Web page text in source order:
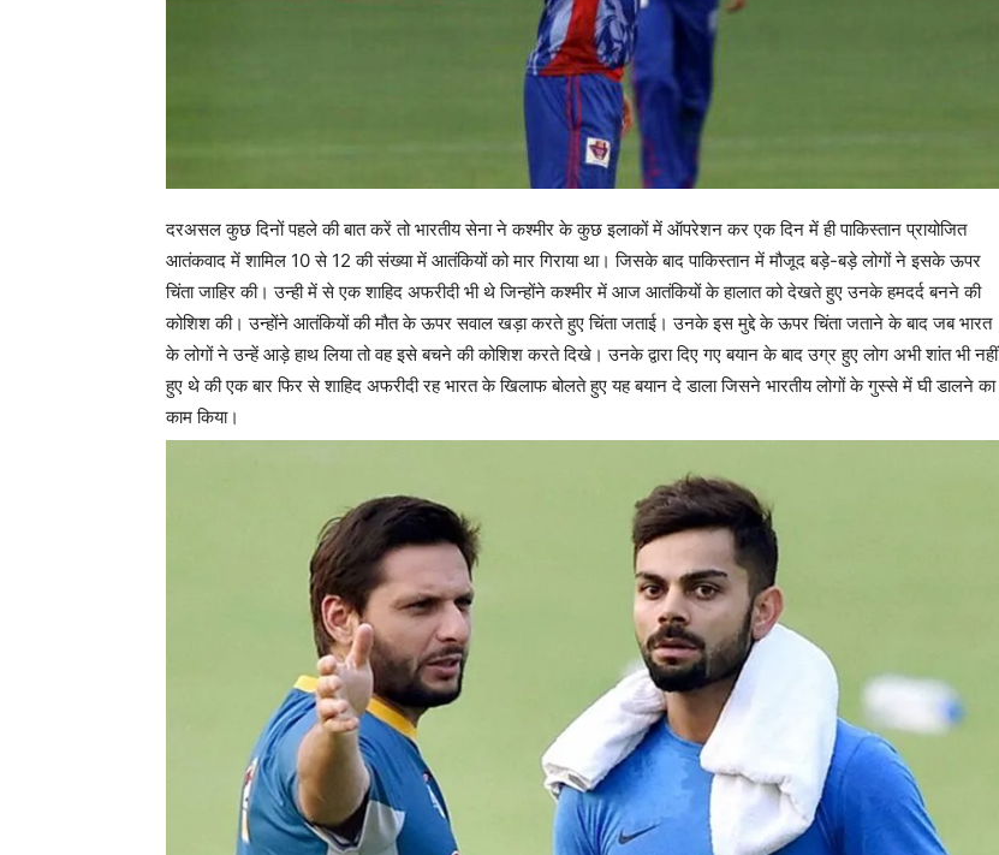
दरअसल कुछ दिनों पहले की बात करें तो भारतीय सेना ने कश्मीर के कुछ इलाकों में ऑपरेशन कर एक दिन में ही पाकिस्तान प्रायोजित
आतंकवाद में शामिल 10 से 12 की संख्या में आतंकियों को मार गिराया था। जिसके बाद पाकिस्तान में मौजूद बड़े-बड़े लोगों ने इसके ऊपर
चिंता जाहिर की। उन्ही में से एक शाहिद अफरीदी भी थे जिन्होंने कश्मीर में आज आतंकियों के हालात को देखते हुए उनके हमदर्द बनने की
कोशिश की। उन्होंने आतंकियों की मौत के ऊपर सवाल खड़ा करते हुए चिंता जताई। उनके इस मुद्दे के ऊपर चिंता जताने के बाद जब भारत
के लोगों ने उन्हें आड़े हाथ लिया तो वह इसे बचने की कोशिश करते दिखे। उनके द्वारा दिए गए बयान के बाद उग्र हुए लोग अभी शांत भी नहीं
हुए थे की एक बार फिर से शाहिद अफरीदी रह भारत के खिलाफ बोलते हुए यह बयान दे डाला जिसने भारतीय लोगों के गुस्से में घी डालने का
काम किया।